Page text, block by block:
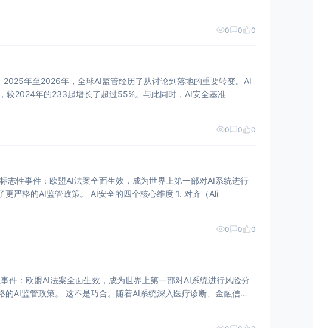
0 0 0
年至2026年，全球AI监管经历了从讨论到落地的重要转变。AI
2024年的233起增长了超过55%。与此同时，AI安全基准
0 0 0
性事件：欧盟AI法案全面生效，成为世界上第一部对AI系统进行
风险分级监管的综合性法律。与此同时，中国、美国、英国等主要经济体也相继出台了更严格的AI监管政策。 AI安全的四个核心维度 1. 对齐（Ali
0 0 0
深入医疗诊断、金融信